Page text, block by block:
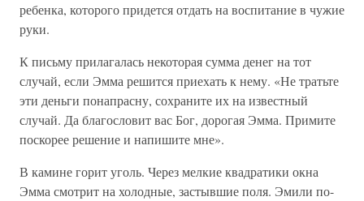
ребенка, которого придется отдать на воспитание в чужие
руки.
К письму прилагалась некоторая сумма денег на тот
случай, если Эмма решится приехать к нему. «Не тратьте
эти деньги понапрасну, сохраните их на известный
случай. Да благословит вас Бог, дорогая Эмма. Примите
поскорее решение и напишите мне».
В камине горит уголь. Через мелкие квадратики окна
Эмма смотрит на холодные, застывшие поля. Эмили по-